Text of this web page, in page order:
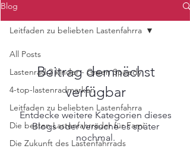
Blog
All Posts
Lastenrad 2 kinder - Green Speedy
4-top-lastenradmarken
Leitfaden zu beliebten Lastenfahrra
Die besten Lastenfahrräder für Fami
Die Zukunft des Lastenfahrrads
Leitfaden zu beliebten Lastenfahrra
Beitrag demnächst
verfügbar
Entdecke weitere Kategorien dieses
Blogs oder versuche es später
nochmal.